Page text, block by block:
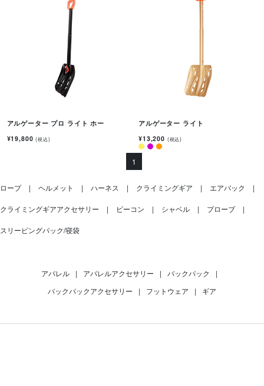
アルゲーター プロ ライト ホー
¥19,800(税込)
アルゲーター ライト
¥13,200 (税込)
1
ロープ ヘルメット ハーネス クライミングギア エアバック
クライミングギアアクセサリー ビーコン シャベル プローブ
スリーピングパック/寝袋
アパレル | アパレルアクセサリー | バックパック
|
バックパックアクセサリー
| フットウェア | ギア